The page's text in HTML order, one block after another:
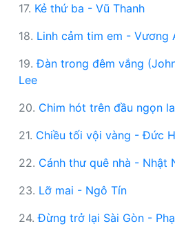
17. Kẻ thứ ba - Vũ Thanh
18. Linh cảm tim em - Vương
19.Đàn trong đêm vắng
Lee
20. Chim hót trên đầu ngọn
21. Chiều tối vội vàng - Đức
22. Cánh thư quê nhà - Nhật
23. Lỡ mai - Ngô Tín
24.Đừng trở lại Sài Gòn -